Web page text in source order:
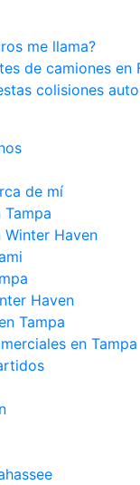
me llama?
de camiones en
colisiones
de mí
Haven
Haven
Tampa
en Tampa